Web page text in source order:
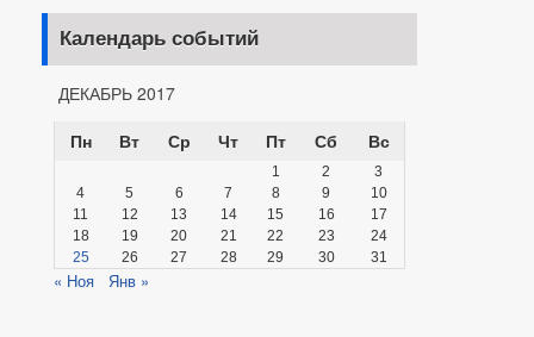
Календарь событий
ДЕКАБРЬ 2017
Пн
Вт Ср Чт Пт Сб Вс
1 2
3
4
5 6 7 8 9
10
11
12 13 14 15 16
17
18
19 20 21 22 23
24
25
26 27 28 29 30 31
« Ноя Янв »